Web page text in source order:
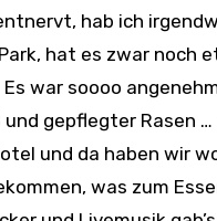
hab ich
hat es zwar noch
war soooo
und gepflegter Rasen
und da haben wir
was zum